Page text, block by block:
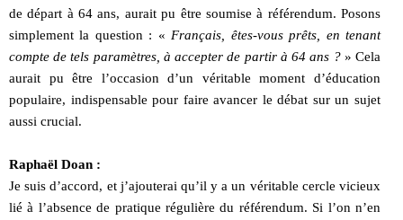
de départ à 64 ans, aurait pu être soumise à référendum. Posons
simplement la question : « Français, êtes-vous prêts, en tenant
compte de tels paramètres, à accepter de partir à 64 ans ?» Cela
aurait pu être l’occasion d’un véritable moment d’éducation
populaire, indispensable pour faire avancer le débat sur un sujet
aussi crucial.
Raphaël Doan :
Je suis d’accord, et j’ajouterai qu’il y a un véritable cercle vicieux
lié à l’absence de pratique régulière du référendum. Si l’on n’en